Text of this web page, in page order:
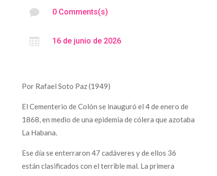
 0 Comments(s)
 16 de junio de 2026
Por Rafael Soto Paz (1949)
El Cementerio de Colón se inauguró el 4 de enero de
1868, en medio de una epidemia de cólera que azotaba
La Habana.
Ese día se enterraron 47 cadáveres y de ellos 36
están clasificados con el terrible mal. La primera